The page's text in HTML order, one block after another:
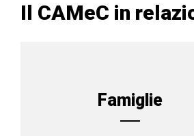
Il CAMeC in
Famiglie